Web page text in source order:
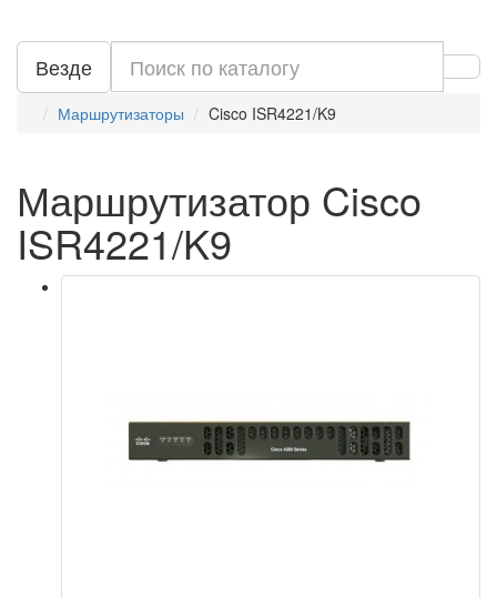
Везде
Маршрутизаторы Cisco ISR4221/K9
Маршрутизатор Cisco
ISR4221/K9